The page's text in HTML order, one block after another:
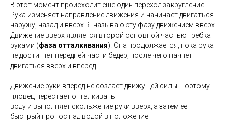
В этот момент происходит еще один переход закругление.
Рука изменяет направление движения и начинает двигаться
наружу, назад и вверх. Я называю эту фазу движением вверх.
Движение вверх является второй основной частью гребка
руками (фаза отталкивания). Она продолжается, пока рука
не достигнет передней части бедер, после чего начнет
двигаться вверх и вперед.
Движение руки вперед не создает движущей силы. Поэтому
пловец перестает отталкивать
воду и выполняет скольжение руки вверх, а затем ее
быстрый пронос над водой в положение